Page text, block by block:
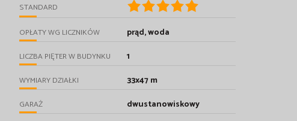
STANDARD
OPŁATY WG LICZNIKÓW prąd, woda
LICZBA PIĘTER W BUDYNKU 1
WYMIARY DZIAŁKI 33x47 m
GARAŻ dwustanowiskowy